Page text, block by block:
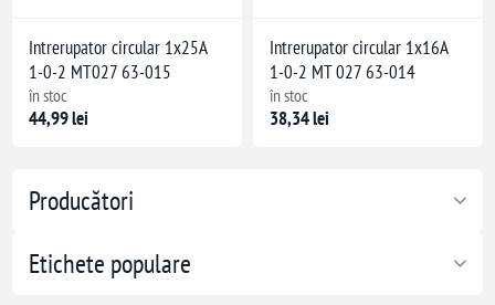
Producători
Etichete populare
Intrerupator circular 1x25A
1-0-2 MT027 63-015
în stoc
44,99 lei
Intrerupator circular 1x16A
1-0-2 MT 027 63-014
în stoc
38,34 lei